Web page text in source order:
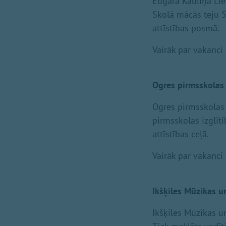
Skolā mācās teju
attīstības posmā.
Vairāk par
Ogres
Ogres
pirmsskolas
attīstības ceļā.
Vairāk par
Ikšķiles Mūzikas
Ikšķiles Mūzikas